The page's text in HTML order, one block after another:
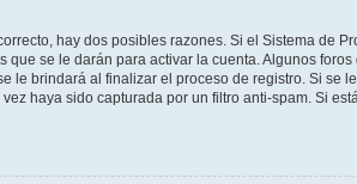
hay dos posibles razones. Si el Sistema de
se le darán para activar la cuenta. Algunos
le brindará al finalizar el proceso de registro. Si
haya sido capturada por un filtro anti-spam. Si